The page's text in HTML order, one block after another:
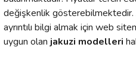
değişkenlik gösterebilmektedir.
ayrıntılı bilgi almak için web
uygun olan jakuzi modelleri